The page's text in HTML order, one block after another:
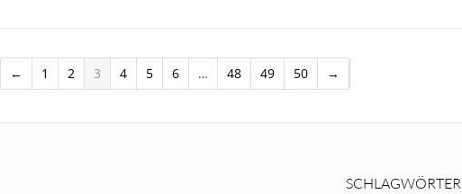
← 1 2 3 4 5 6 … 48 49 50 →
SCHLAGWÖRTER